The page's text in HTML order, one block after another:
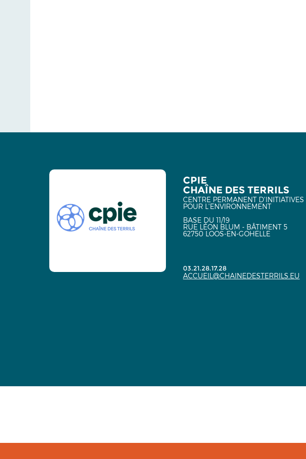
CPIE
CHAÎNE DES TERRILS
CENTRE PERMANENT D'INITIATIVES
POUR L'ENVIRONNEMENT
BASE DU 11/19
RUE LÉON BLUM - BÂTIMENT 5
62750 LOOS-EN-GOHELLE
03.21.28.17.28
ACCUEIL@CHAINEDESTERRILS.EU